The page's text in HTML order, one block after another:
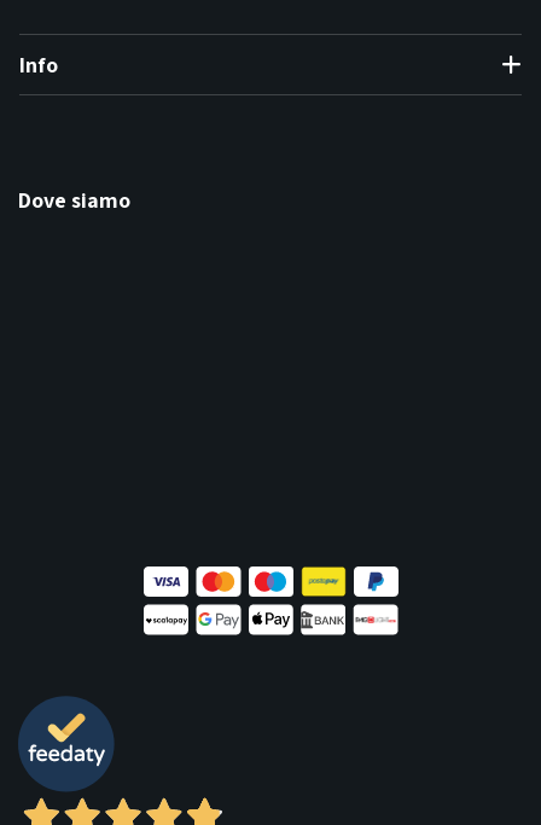
Info
Dove siamo